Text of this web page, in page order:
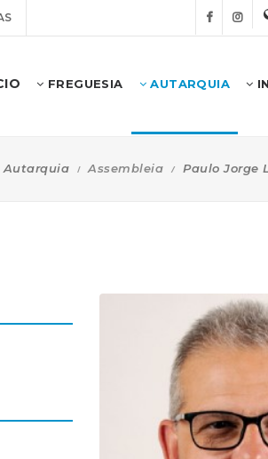
FREGUESIA AUTARQUIA
Autarquia Assembleia Paulo Jorge